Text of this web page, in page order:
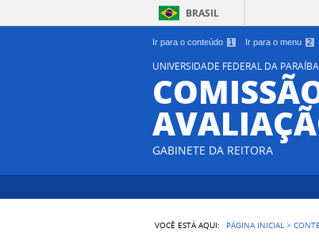
Ir para o conteúdo 1 Ir para o menu 2
BRASIL
UNIVERSIDADE FEDERAL DA
GABINETE DA REITORA
VOCÊ ESTÁ AQUI: PÁGINA INICIAL >